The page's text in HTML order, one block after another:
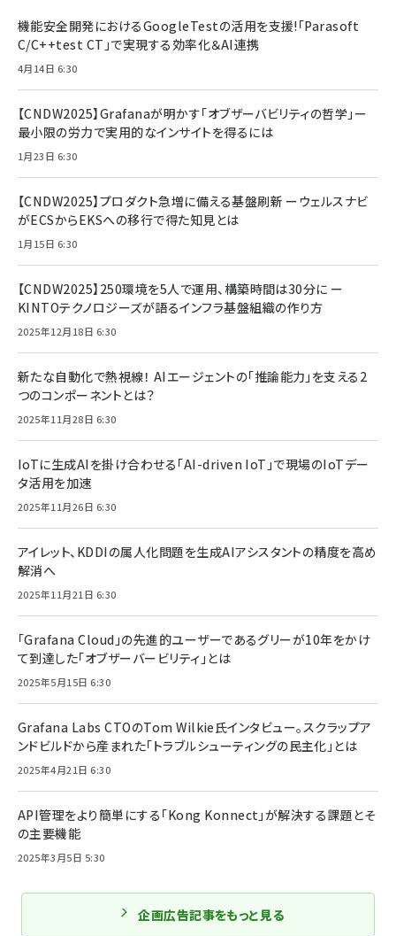
機能安全開発におけるGoogleTestの活用を支援!「Parasoft
C/C++test CT」で実現する効率化＆AI連携
4月14日 6:30
【CNDW2025】Grafanaが明かす「オブザーバビリティの哲学」ー
最小限の労力で実用的なインサイトを得るには
1月23日 6:30
【CNDW2025】プロダクト急増に備える基盤刷新 ーウェルスナビ
がECSからEKSへの移行で得た知見とは
1月15日 6:30
【CNDW2025】250環境を5人で運用、構築時間は30分に ー
KINTOテクノロジーズが語るインフラ基盤組織の作り方
2025年12月18日 6:30
新たな自動化で熱視線！ AIエージェントの「推論能力」を支える2
つのコンポーネントとは？
2025年11月28日 6:30
IoTに生成AIを掛け合わせる「AI-driven IoT」で現場のIoTデー
タ活用を加速
2025年11月26日 6:30
アイレット、KDDIの属人化問題を生成AIアシスタントの精度を高め
解消へ
2025年11月21日 6:30
「Grafana Cloud」の先進的ユーザーであるグリーが10年をかけ
て到達した「オブザーバービリティ」とは
2025年5月15日 6:30
Grafana Labs CTOのTom Wilkie氏インタビュー。スクラップア
ンドビルドから産まれた「トラブルシューティングの民主化」とは
2025年4月21日 6:30
API管理をより簡単にする「Kong Konnect」が解決する課題とそ
の主要機能
2025年3月5日 5:30
企画広告記事をもっと見る